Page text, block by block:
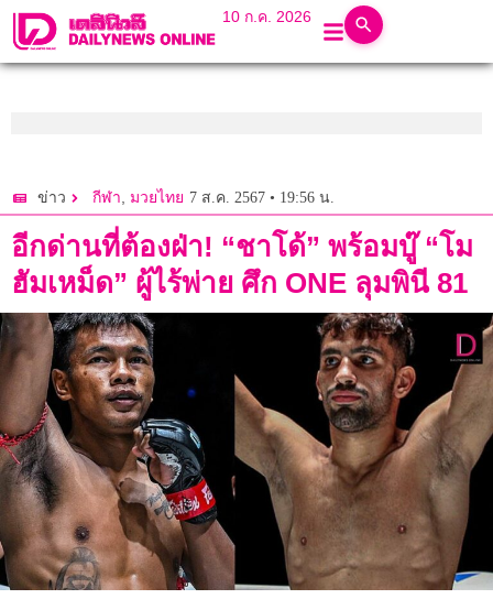
10 ก.ค. 2026
ข่าว กีฬา, มวยไทย 7 ส.ค. 2567 • 19:56 น.
อีกด่านที่ต้องฝ่า! “ชาโด้” พร้อมบู๊ “โม
ฮัมเหม็ด” ผู้ไร้พ่าย ศึก ONE ลุมพินี 81